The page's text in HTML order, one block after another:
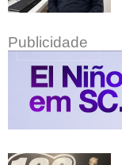
Publicidade